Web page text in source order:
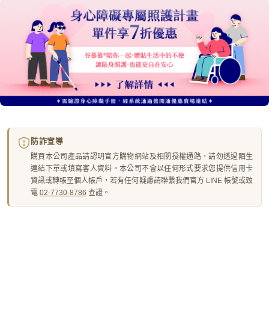
防詐宣導
購買本公司產品請認明官方購物網站及相關授權通路，請勿透過陌生
連結下單或填寫客人資料。本公司不會以任何形式要求您提供信用卡
資訊或轉帳至個人帳戶，若有任何疑慮請聯繫我們官方 LINE 帳號或致
電 02-7730-8786 查證。